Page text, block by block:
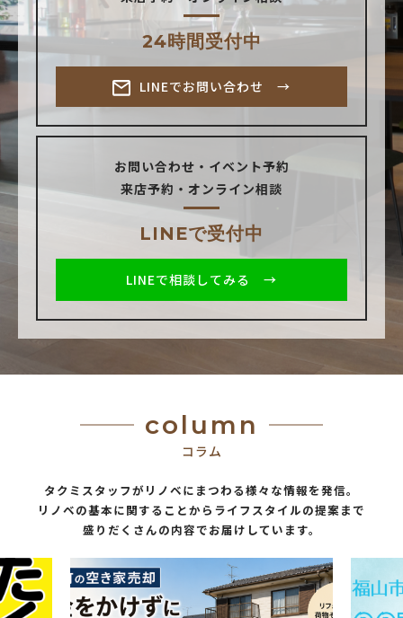
24時間受付中
LINEでお問い合わせ →
お問い合わせ・イベント予約
来店予約・オンライン相談
LINEで受付中
LINEで相談してみる →
column
コラム
タクミスタッフがリノベにまつわる様々な情報を発信。
リノベの基本に関することからライフスタイルの提案まで
盛りだくさんの内容でお届けしています。